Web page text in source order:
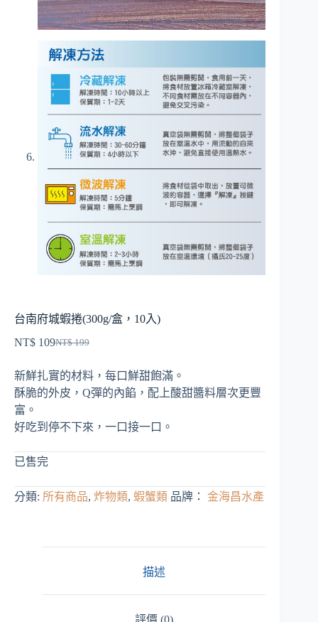
台南府城蝦捲(300g/盒，10入)
NT$199
始
價
NT$ 199。
NT$ 109
前
價
NT$ 109。
新鮮扎實的材料，每口鮮甜飽滿。
酥脆的外皮，Q彈的內餡，配上酸甜醬料層次更豐
富。
好吃到停不下來，一口接一口。
已售完
分類: 所有商品, 炸物類, 蝦蟹類 品牌： 金海昌水產
描述
評價 (0)